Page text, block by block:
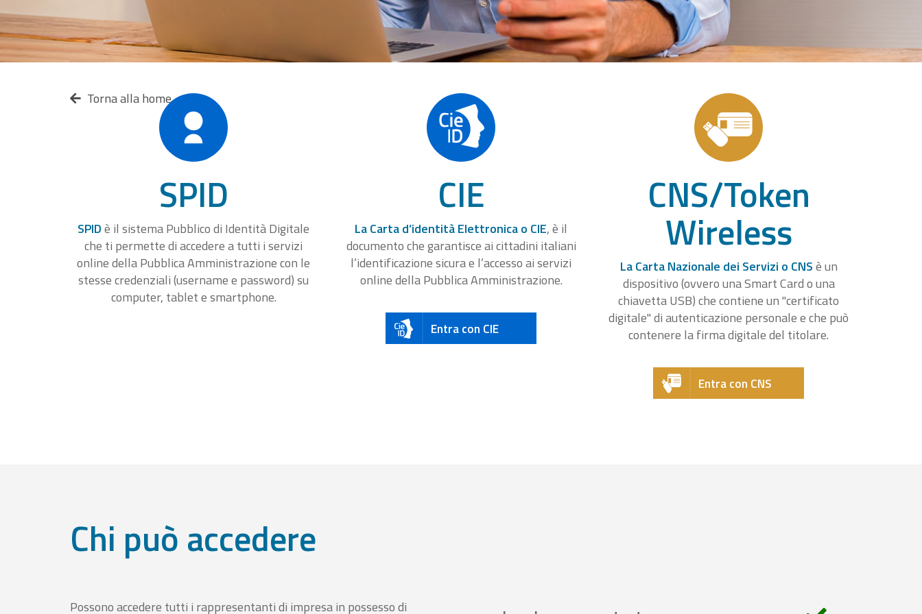
Torna alla home
SPID
SPIDè il sistema Pubblico di Identità Digitale
che ti permette di accedere a tutti i servizi
online della Pubblica Amministrazione con le
stesse credenziali (username e password) su
computer, tablet e smartphone.
CIE
La Carta d’identità Elettronica o CIE, è il
documento che garantisce ai cittadini italiani
l’identificazione sicura e l’accesso ai servizi
online della Pubblica Amministrazione.
Entra con CIE
CNS/Token
Wireless
La Carta Nazionale dei Servizi o CNSè un
dispositivo (ovvero una Smart Card o una
chiavetta USB) che contiene un "certificato
digitale" di autenticazione personale e che può
contenere la firma digitale del titolare.
Entra con CNS
Chi può accedere
Possono accedere tutti i rappresentanti di impresa in possesso di